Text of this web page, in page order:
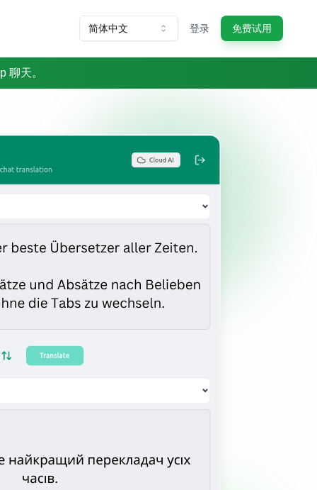
简体中文 登录 免费试用
聊天。